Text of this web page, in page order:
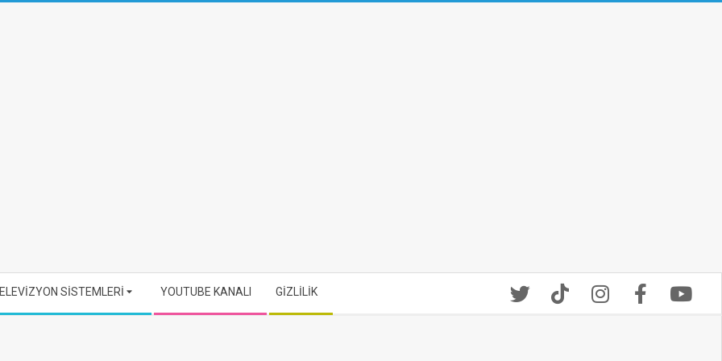
SİSTEMLERİ YOUTUBE KANALI GİZLİLİK